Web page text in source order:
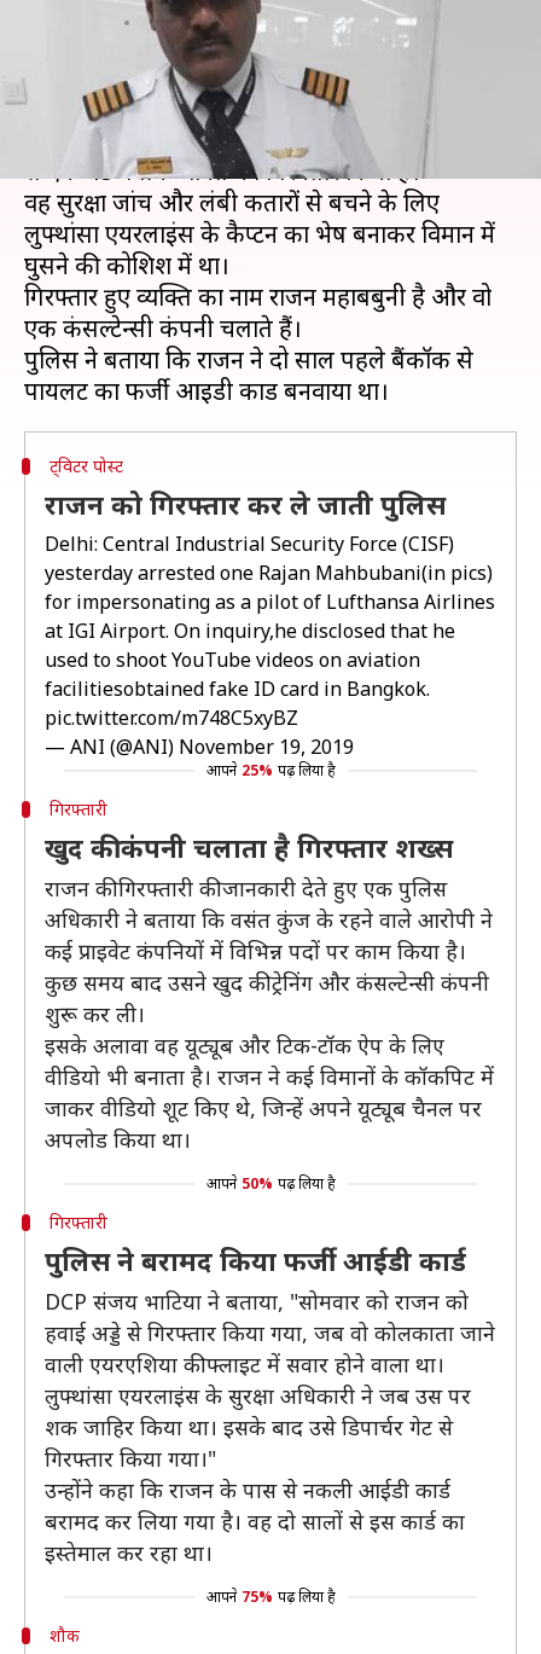
Nov 20, 2019 01:33 pm
क्या है खबर?
दिल्ली पुलिस ने इंदिरा गांधी अंतरराष्ट्रीय (IGI) हवाई अड्डे
से एक 48 वर्षीय व्यक्ति को गिरफ्तार किया है।
वह सुरक्षा जांच और लंबी कतारों से बचने के लिए
लुफ्थांसा एयरलाइंस के कैप्टन का भेष बनाकर विमान में
घुसने की कोशिश में था।
गिरफ्तार हुए व्यक्ति का नाम राजन महाबबुनी है और वो
एक कंसल्टेन्सी कंपनी चलाते हैं।
पुलिस ने बताया कि राजन ने दो साल पहले बैंकॉक से
ट्विटर पोस्ट
राजन को गिरफ्तार कर ले जाती पुलिस
Delhi: Central Industrial Security Force (CISF)
yesterday arrested one Rajan Mahbubani(in pics)
for impersonating as a pilot of Lufthansa Airlines
at IGI Airport. On inquiry,he disclosed that he
used to shoot YouTube videos on aviation
facilitiesobtained fake ID card in Bangkok.
pic.twitter.com/m748C5xyBZ
— ANI (@ANI) November 19, 2019
आपने 25% पढ़ लिया है
गिरफ्तारी
खुद की कंपनी चलाता है गिरफ्तार शख्स
राजन की गिरफ्तारी की जानकारी देते हुए एक पुलिस
अधिकारी ने बताया कि वसंत कुंज के रहने वाले आरोपी ने
कई प्राइवेट कंपनियों में विभिन्न पदों पर काम किया है।
कुछ समय बाद उसने खुद की ट्रेनिंग और कंसल्टेन्सी कंपनी
शुरू कर ली।
इसके अलावा वह यूट्यूब और टिक-टॉक ऐप के लिए
वीडियो भी बनाता है। राजन ने कई विमानों के कॉकपिट में
जाकर वीडियो शूट किए थे, जिन्हें अपने यूट्यूब चैनल पर
अपलोड किया था।
आपने 50% पढ़ लिया है
गिरफ्तारी
पुलिस ने बरामद किया फर्जी आईडी कार्ड
DCP संजय भाटिया ने बताया, "सोमवार को राजन को
हवाई अड्डे से गिरफ्तार किया गया, जब वो कोलकाता जाने
वाली एयरएशिया की फ्लाइट में सवार होने वाला था।
लुफ्थांसा एयरलाइंस के सुरक्षा अधिकारी ने जब उस पर
शक जाहिर किया था। इसके बाद उसे डिपार्चर गेट से
गिरफ्तार किया गया।"
उन्होंने कहा कि राजन के पास से नकली आईडी कार्ड
बरामद कर लिया गया है। वह दो सालों से इस कार्ड का
इस्तेमाल कर रहा था।
आपने 75% पढ़ लिया है
शौक